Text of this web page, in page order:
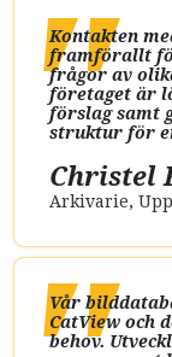
Kontakten
framförallt
frågor av
företaget är
förslag samt
struktur för
Christel
Arkivarie,
Vår
CatView och
behov.